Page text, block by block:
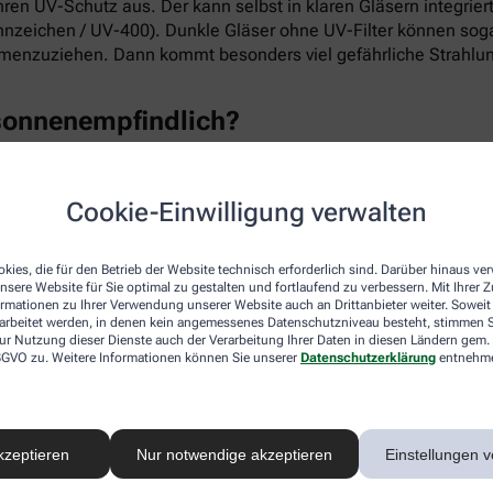
Cookie-Einwilligung verwalten
die für den Betrieb der Website technisch erforderlich sind. Darüber hinaus
Website für Sie optimal zu gestalten und fortlaufend zu verbessern. Mit Ihrer
zu Ihrer Verwendung unserer Website auch an Drittanbieter weiter. Soweit
werden, in denen kein angemessenes Datenschutzniveau besteht, stimmen
Nutzung dieser Dienste auch der Verarbeitung Ihrer Daten in diesen Ländern
zu. Weitere Informationen können Sie unserer Datenschutzerklärung
Nur notwendige akzeptieren Einstellungen
UV-Schutz aus. Der kann selbst in klaren Gläsern
/ UV-400). Dunkle Gläser ohne UV-Filter können
Dann kommt besonders viel gefährliche
kann UV-Licht in den hinteren Bereich des Auges dringen
einem gewissen Grad geschützt. Wer dunkle Augen hat,
eine Sonnenbrille tragen?
reflektieren UV-Strahlen. Die fallen dann
Himmel können je nach Bedeckung bis zu 80 % der
Brille haben?